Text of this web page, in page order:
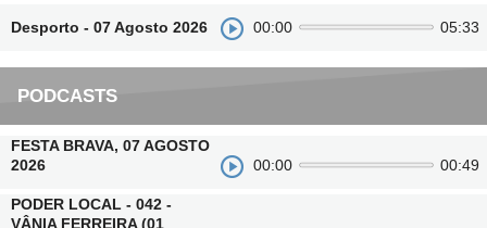
Desporto - 07 Agosto 2026 00:00 05:33
PODCASTS
FESTA BRAVA, 07 AGOSTO
2026
00:00 00:49
PODER LOCAL - 042 -
VÂNIA FERREIRA (01